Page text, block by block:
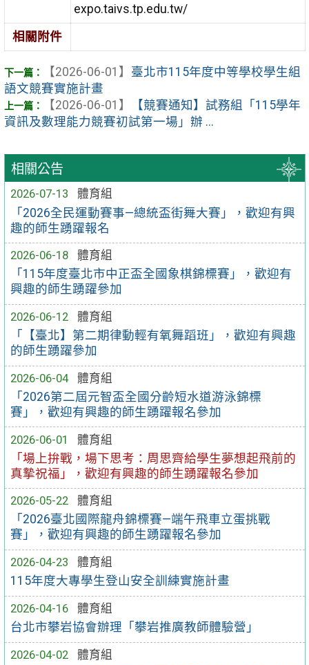
相關公告
2026-07-13
體育組
「2026全民運動賽事—總統盃街舞大賽」，歡迎有興
趣的師生踴躍報名
2026-06-18
體育組
「115年度臺北市中正盃全國象棋錦標賽」，歡迎有
興趣的師生踴躍參加
2026-06-12
體育組
「【臺北】第二期律動輕有氧舞蹈班」，歡迎有興趣
的師生踴躍參加
2026-06-04
體育組
「2026第二屆元智盃全國分齡短水道游泳錦標
賽」，歡迎有興趣的師生踴躍報名參加
2026-06-01
體育組
「場上拚戰，場下思考：周思齊給學生夢想起飛前的
真摯祝福」，歡迎有興趣的師生踴躍報名參加
2026-05-22
體育組
「2026臺北國際龍舟錦標賽—端午飛車立蛋挑戰
賽」，歡迎有興趣的師生踴躍報名參加
2026-04-23
體育組
115年度大專學生登山安全訓練實施計畫
2026-04-16
體育組
台北市攀岩協會辦理「攀岩推廣教師體驗營」
2026-04-02
體育組
expo.taivs.tp.edu.tw/
相關附件
【2026-06-01】 臺北市115年度中等學校學生組
語文競賽實施計畫
【2026-06-01】
【競賽通知】試務組「115學年
資訊及數理能力競賽初試第一場」辦 ...